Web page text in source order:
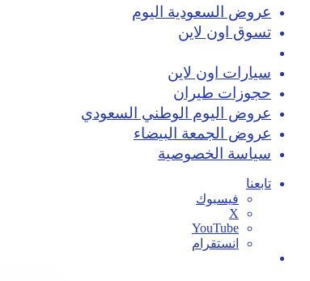
عروض السعودية اليوم
تسوق اون لاين
سيارات اون لاين
حجوزات طيران
عروض اليوم الوطني السعودي
عروض الجمعة البيضاء
سياسة الخصوصية
تابعنا
فيسبوك
‫X
‫YouTube
انستقرام